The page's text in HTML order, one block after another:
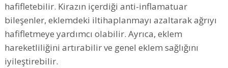
hafifletebilir. Kirazın içerdiği anti-inflamatuar
bileşenler, eklemdeki iltihaplanmayı azaltarak ağrıyı
hafifletmeye yardımcı olabilir. Ayrıca, eklem
hareketliliğini artırabilir ve genel eklem sağlığını
iyileştirebilir.